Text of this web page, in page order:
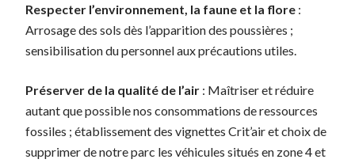
Respecter l’environnement, la faune et la flore :
Arrosage des sols dès l’apparition des poussières ;
sensibilisation du personnel aux précautions utiles.
Préserver de la qualité de l’air : Maîtriser et réduire
autant que possible nos consommations de ressources
fossiles ; établissement des vignettes Crit’air et choix de
supprimer de notre parc les véhicules situés en zone 4 et